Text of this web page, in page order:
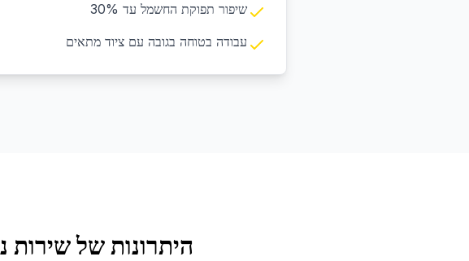
שיפור תפוקת החשמל עד 30%
עבודה בטוחה בגובה עם ציוד מתאים
היתרונות של שירות